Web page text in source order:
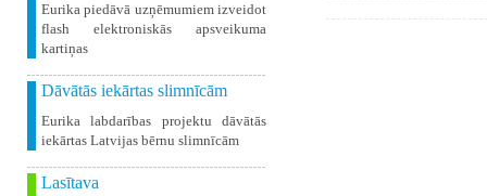
Eurika piedāvā uzņēmumiem izveidot
flash elektroniskās apsveikuma
kartiņas
Dāvātās iekārtas slimnīcām
Eurika labdarības projektu dāvātās
iekārtas Latvijas bērnu slimnīcām
Lasītava